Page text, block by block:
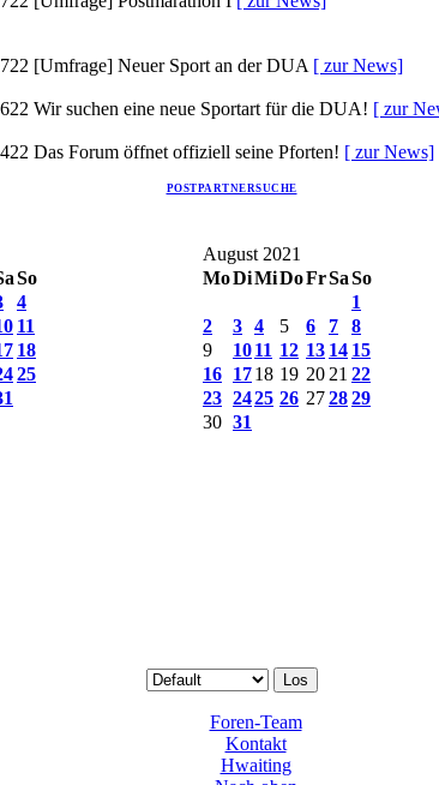
[Umfrage] Neuer Sport an der DUA [ zur News]
Wir suchen eine neue Sportart für die DUA! [ zur
Das Forum öffnet offiziell seine Pforten! [ zur News]
POSTPARTNERSUCHE
So
4
11
18
25
August 2021
MoDiMiDoFrSaSo
1
2
3 4 5 6 7
8
9
1011 12 13 14 15
16 1718 19 20 21 22
23 2425 26 272829
30 31
Foren-Team
Kontakt
Hwaiting